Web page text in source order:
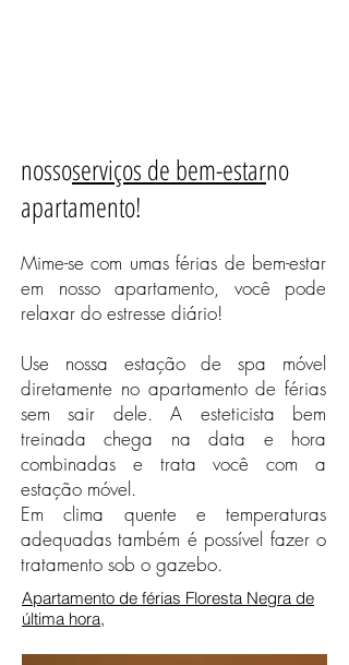
nossoserviços de bem-estarno
apartamento!
Mime-se com umas férias de bem-estar
em nosso apartamento, você pode
relaxar do estresse diário!
Use nossa estação de spa móvel
diretamente no apartamento de férias
sem sair dele. A esteticista bem
treinada chega na data e hora
combinadas e trata você com a
estação móvel.
Em clima quente e temperaturas
adequadas também é possível fazer o
tratamento sob o gazebo.
Apartamento de férias Floresta Negra de
última hora,